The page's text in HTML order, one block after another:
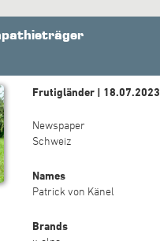
Frutigländer | 18.07.2023
Newspaper
Schweiz
Names
Patrick von Känel
Brands